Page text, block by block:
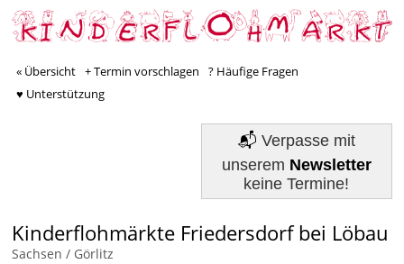
« Übersicht + Termin vorschlagen
? Häufige Fragen
♥ Unterstützung
📬 Verpasse mit
unserem Newsletter
keine Termine!
Kinderflohmärkte Friedersdorf bei Löbau
Sachsen / Görlitz